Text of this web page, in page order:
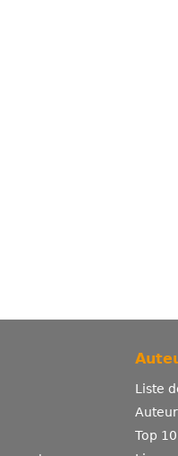
Liste
Top